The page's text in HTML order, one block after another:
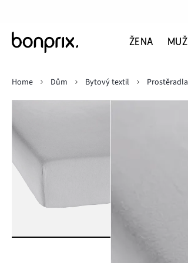
ŽENA MUŽ
Home
Dům Bytový textil Prostěradla